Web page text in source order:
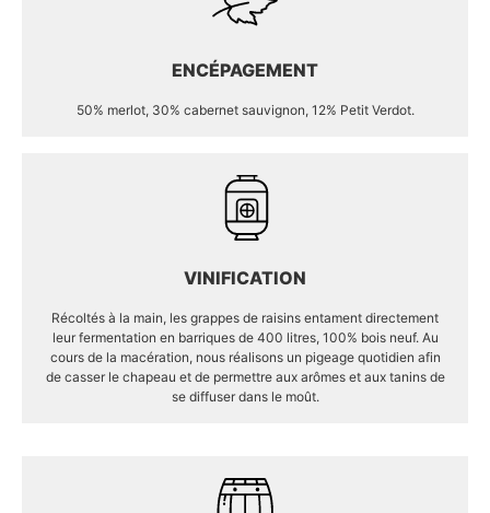
ENCÉPAGEMENT
50% merlot, 30% cabernet sauvignon, 12% Petit Verdot.
VINIFICATION
Récoltés à la main, les grappes de raisins entament directement
leur fermentation en barriques de 400 litres, 100% bois neuf. Au
cours de la macération, nous réalisons un pigeage quotidien afin
de casser le chapeau et de permettre aux arômes et aux tanins de
se diffuser dans le moût.